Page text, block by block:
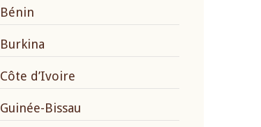
Bénin
Burkina
Côte d’Ivoire
Guinée-Bissau